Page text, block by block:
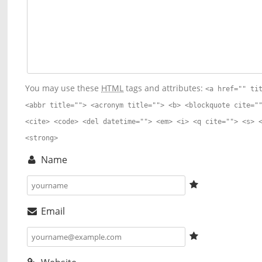
You may use these HTML tags and attributes:<a href=""
<abbr title=""> <acronym title=""> <b> <blockquote
<cite> <code> <del datetime=""> <em> <i> <q cite=""> <s>
<strong>
Name
Email